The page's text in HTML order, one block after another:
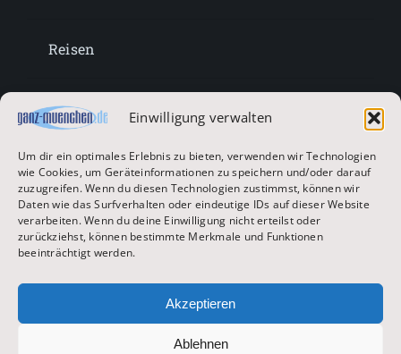
Einwilligung verwalten
Um dir ein optimales Erlebnis zu bieten, verwenden wir Technologien
wie Cookies, um Geräteinformationen zu speichern und/oder darauf
zuzugreifen. Wenn du diesen Technologien zustimmst, können wir
Daten wie das Surfverhalten oder eindeutige IDs auf dieser Website
verarbeiten. Wenn du deine Einwilligung nicht erteilst oder
zurückziehst, können bestimmte Merkmale und Funktionen
beeinträchtigt werden.
Akzeptieren
Ablehnen
Reisen
Lifestyle
Entertainment
Oktoberfest & Volksfeste
Zur Hauptseite